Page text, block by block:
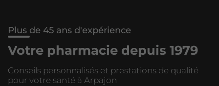
Plus de 45 ans d'expérience
Votre pharmacie depuis 1979
Conseils personnalisés et prestations de qualité
pour votre santé à Arpajon